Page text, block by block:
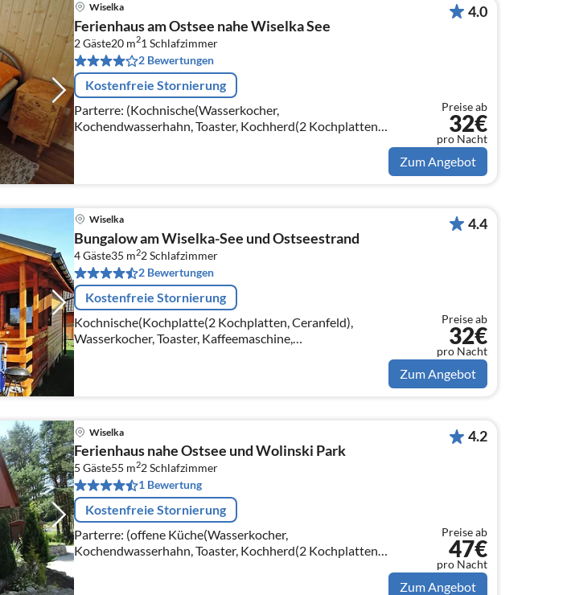
Wiselka
Ferienhaus am Ostsee nahe Wiselka See
2 Gäste20 m21 Schlafzimmer
2 Bewertungen
Kostenfreie Stornierung
Parterre: (Kochnische(Wasserkocher,
Kochendwasserhahn, Toaster, Kochherd(2 Kochplatten,
4.0
Preise ab
32€
pro Nacht
Zum Angebot
Wiselka
Bungalow am Wiselka-See und Ostseestrand
4 Gäste35 m22Schlafzimmer
2 Bewertungen
Kostenfreie Stornierung
Kochnische(Kochplatte(2 Kochplatten, Ceranfeld),
Wasserkocher, Toaster, Kaffeemaschine,
Kühl-/Gefrierkombination),
4.4
Preise ab
32€
pro Nacht
Zum Angebot
Wiselka
Ferienhaus nahe Ostsee und Wolinski Park
5 Gäste55 m22Schlafzimmer
1 Bewertung
Kostenfreie Stornierung
Parterre: (offene Küche(Wasserkocher,
Kochendwasserhahn, Toaster, Kochherd(2 Kochplatten,
elektrisch), Espressomaschine, Mikrowelle,
Kühl-/Gefrierkombination)
4.2
Preise ab
47€
pro Nacht
Zum Angebot